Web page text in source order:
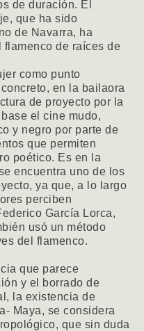
de duración. El
que ha sido
de Navarra, ha
de raíces de
como punto
en la bailaora
de proyecto por la
el cine mudo,
y negro por parte de
que permiten
poético. Es en la
encuentra uno de los
ya que, a lo largo
perciben
García Lorca,
usó un método
del flamenco.
que parece
y el borrado de
la existencia de
Maya, se considera
que sin duda